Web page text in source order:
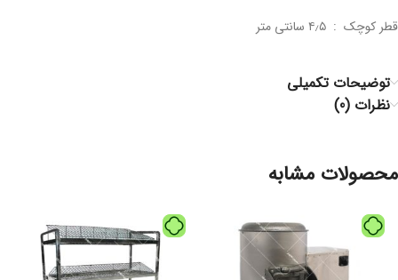
قطر کوچک : ۴٫۵ سانتی متر
توضیحات تکمیلی
نظرات (0)
محصولات مشابه